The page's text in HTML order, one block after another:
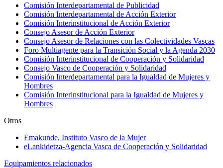
Comisión Interdepartamental de Publicidad
Comisión Interdepartamental de Acción Exterior
Comisión Interinstitucional de Acción Exterior
Consejo Asesor de Acción Exterior
Consejo Asesor de Relaciones con las Colectividades Vascas
Foro Multiagente para la Transición Social y la Agenda 2030
Comisión Interinstitucional de Cooperación y Solidaridad
Consejo Vasco de Cooperación y Solidaridad
Comisión Interdepartamental para la Igualdad de Mujeres y
Hombres
Comisión Interinstitucional para la Igualdad de Mujeres y
Hombres
Otros
Emakunde, Instituto Vasco de la Mujer
eLankidetza-Agencia Vasca de Cooperación y Solidaridad
Equipamientos relacionados